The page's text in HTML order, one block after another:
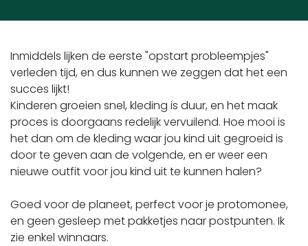
Inmiddels lijken de eerste "opstart probleempjes"
verleden tijd, en dus kunnen we zeggen dat het een
succes lijkt!
Kinderen groeien snel, kleding is duur, en het maak
proces is doorgaans redelijk vervuilend. Hoe mooi is
het dan om de kleding waar jou kind uit gegroeid is
door te geven aan de volgende, en er weer een
nieuwe outfit voor jou kind uit te kunnen halen?
Goed voor de planeet, perfect voor je protomonee,
en geen gesleep met pakketjes naar postpunten. Ik
zie enkel winnaars.